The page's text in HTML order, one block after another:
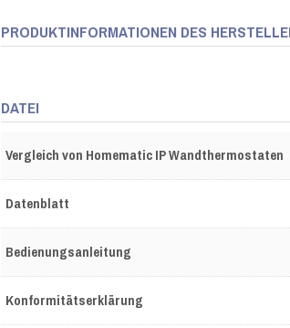
PRODUKTINFORMATIONEN DES
DATEI
Vergleich von Homematic IP Wandthermostaten
Datenblatt
Bedienungsanleitung
Konformitätserklärung